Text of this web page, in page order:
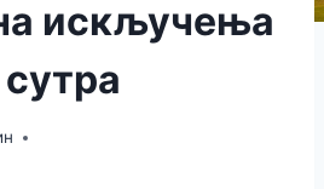
искључења
сутра